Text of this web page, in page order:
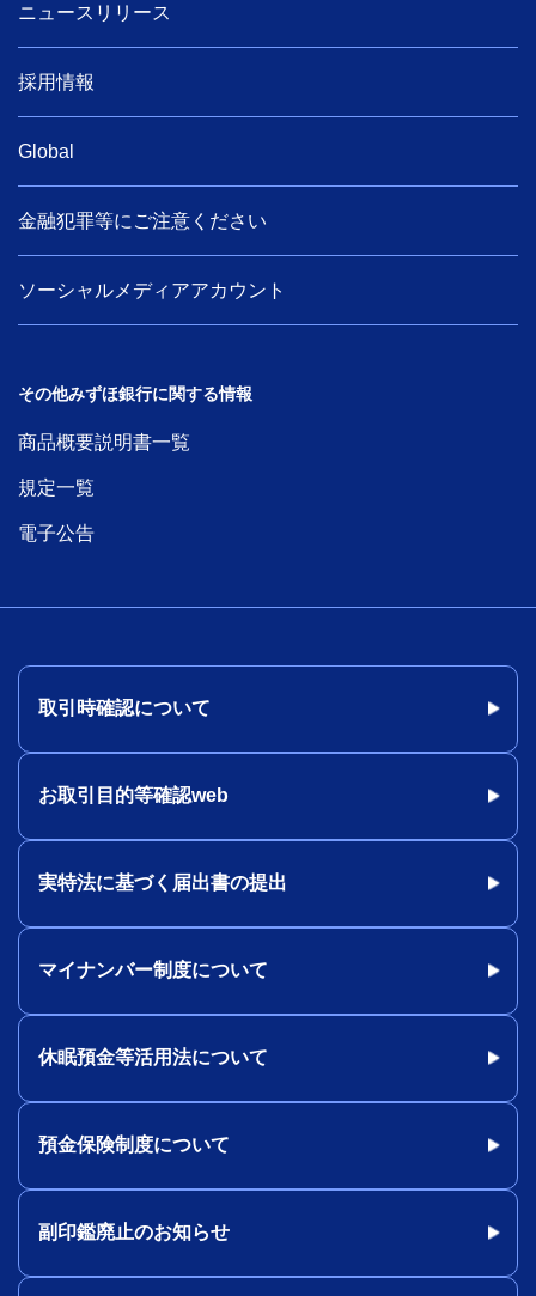
ニュースリリース
採用情報
Global
金融犯罪等にご注意ください
ソーシャルメディアアカウント
その他みずほ銀行に関する情報
商品概要説明書一覧
規定一覧
電子公告
取引時確認について
お取引目的等確認web
実特法に基づく届出書の提出
マイナンバー制度について
休眠預金等活用法について
預金保険制度について
副印鑑廃止のお知らせ